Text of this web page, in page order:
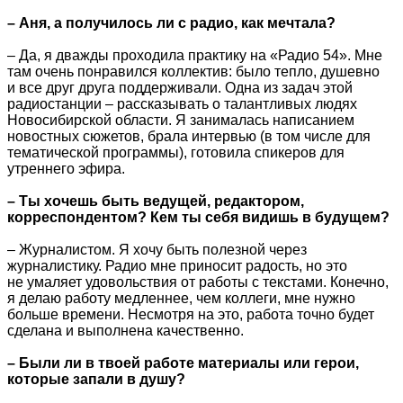
– Аня, а получилось ли с радио, как мечтала?
– Да, я дважды проходила практику на «Радио 54». Мне
там очень понравился коллектив: было тепло, душевно
и все друг друга поддерживали. Одна из задач этой
радиостанции – рассказывать о талантливых людях
Новосибирской области. Я занималась написанием
новостных сюжетов, брала интервью (в том числе для
тематической программы), готовила спикеров для
утреннего эфира.
– Ты хочешь быть ведущей, редактором,
корреспондентом? Кем ты себя видишь в будущем?
– Журналистом. Я хочу быть полезной через
журналистику. Радио мне приносит радость, но это
не умаляет удовольствия от работы с текстами. Конечно,
я делаю работу медленнее, чем коллеги, мне нужно
больше времени. Несмотря на это, работа точно будет
сделана и выполнена качественно.
– Были ли в твоей работе материалы или герои,
которые запали в душу?